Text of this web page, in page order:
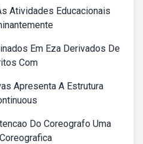
Atividades Educacionais
Em Eza Derivados De
Com
Apresenta A Estrutura
Do Coreografo Uma